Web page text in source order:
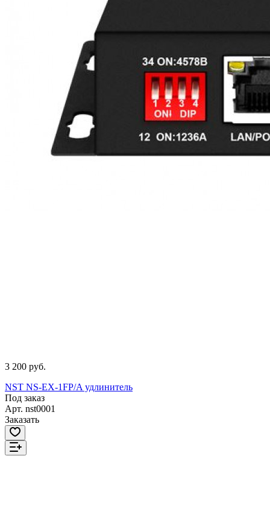
3 200 руб.
NST NS-EX-1FP/A удлинитель
Под заказ
Арт. nst0001
Заказать